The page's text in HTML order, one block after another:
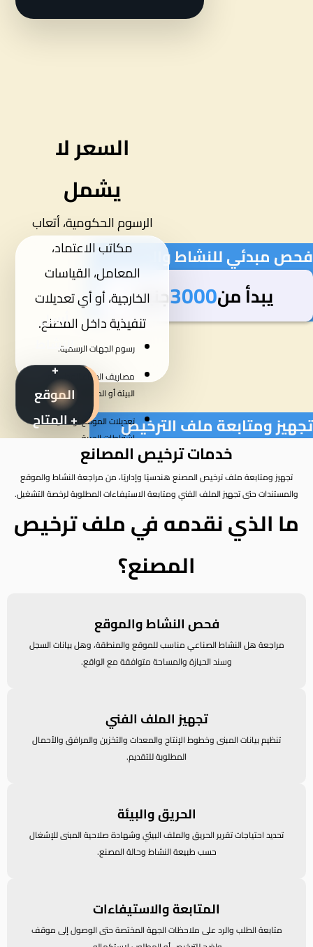
فحص مبدئي للنشاط والمستندات
يبدأ من3000جنيه
تجهيز ومتابعة ملف الترخيص
حسبالحالة
تسعرمنفصلة
السعر لا
يشمل
الرسوم الحكومية، أتعاب
مكاتب الاعتماد،
المعامل، القياسات
الخارجية، أو أي تعديلات
تنفيذية داخل المصنع.
رسوم الجهات الرسمية.
مصاريف الدفاع المدني أو
البيئة أو المعامل.
تعديلات الموقع أو تنفيذ
اشتراطات الحريق.
أي موافقات خاصة خارج نطاق
الاتفاق.
أرسل
النشاط
+
الموقع
+ المتاح
من
المستندات
اعرف تكلفة ملف مصنعك
خدمات ترخيص المصانع
تجهيز ومتابعة ملف ترخيص المصنع هندسيًا وإداريًا، من مراجعة النشاط والموقع
والمستندات حتى تجهيز الملف الفني ومتابعة الاستيفاءات المطلوبة لرخصة التشغيل.
ما الذي نقدمه في ملف ترخيص
المصنع؟
فحص النشاط والموقع
مراجعة هل النشاط الصناعي مناسب للموقع والمنطقة، وهل بيانات السجل
وسند الحيازة والمساحة متوافقة مع الواقع.
تجهيز الملف الفني
تنظيم بيانات المبنى وخطوط الإنتاج والمعدات والتخزين والمرافق والأحمال
المطلوبة للتقديم.
الحريق والبيئة
تحديد احتياجات تقرير الحريق والملف البيئي وشهادة صلاحية المبنى للإشغال
حسب طبيعة النشاط وحالة المصنع.
المتابعة والاستيفاءات
متابعة الطلب والرد على ملاحظات الجهة المختصة حتى الوصول إلى موقف